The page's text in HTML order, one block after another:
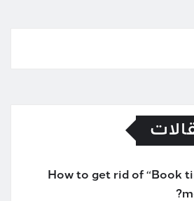
How to get rid of “Book